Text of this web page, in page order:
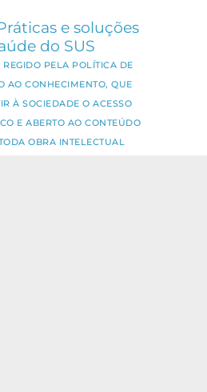
e soluções
do SUS
REGIDO PELA POLÍTICA DE
AO CONHECIMENTO, QUE
À SOCIEDADE O ACESSO
E ABERTO AO CONTEÚDO
OBRA INTELECTUAL